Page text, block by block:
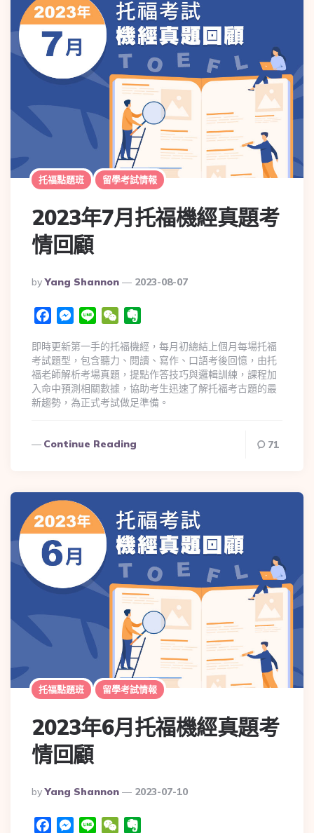
托福點題班 留學考試情報
2023年7月托福機經真題考
情回顧
By Yang Shannon 2023-08-07
FacebookMessenger
Line WeChat
即時更新第一手的托福機經，每月初總結上個月每場托福
考試題型，包含聽力、閱讀、寫作、口語考後回憶，由托
福老師解析考場真題，提點作答技巧與邏輯訓練，課程加
入命中預測相關數據，協助考生迅速了解托福考古題的最
新趨勢，為正式考試做足準備。
Continue Reading 71
托福點題班 留學考試情報
2023年6月托福機經真題考
情回顧
By Yang Shannon 2023-07-10
FacebookMessenger
Line WeChat